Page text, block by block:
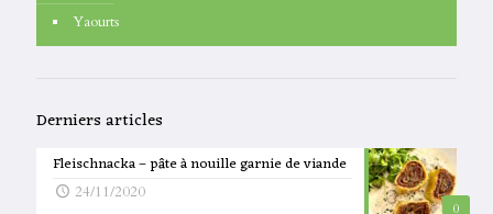
Yaourts
Derniers articles
0
Fleischnacka – pâte à nouille garnie de viande
24/11/2020